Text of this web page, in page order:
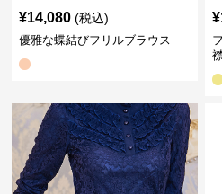
¥14,080 (税込)
優雅な蝶結びフリルブラウス
¥